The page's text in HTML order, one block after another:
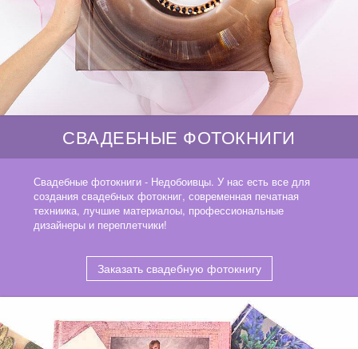
СВАДЕБНЫЕ ФОТОКНИГИ
Свадебные фотокниги - Недобоивцы. У нас есть все для
создания свадебных фотокниг, современная печатная
техниика, лучшие материалоы, профессиональные
дизайнеры и переплетчики!
Заказать свадебную фотокнигу